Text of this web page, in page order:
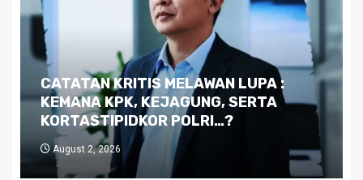
Dilema Kaltim di Tengah Krisis:
Kutukan Sumber Daya Alam dan
Pemimpin yang Tak Kreatif
July 29, 2026